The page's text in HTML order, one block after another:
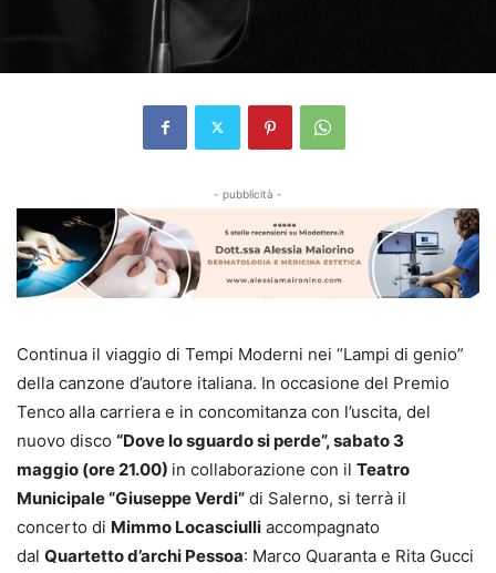
- pubblicità -
Continua il viaggio di Tempi Moderni nei “Lampi di genio”
della canzone d’autore italiana. In occasione del Premio
Tenco alla carriera e in concomitanza con l’uscita, del
nuovo disco “Dove lo sguardo si perde”, sabato 3
maggio (ore 21.00) in collaborazione con il Teatro
Municipale “Giuseppe Verdi” di Salerno, si terrà il
concerto di Mimmo Locasciulli accompagnato
dal Quartetto d’archi Pessoa: Marco Quaranta e Rita Gucci